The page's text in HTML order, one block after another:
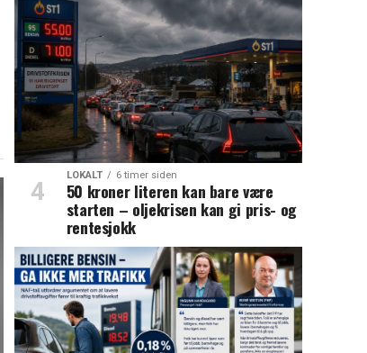
LOKALT 6 timer siden
50 kroner literen kan bare være
starten – oljekrisen kan gi pris- og
rentesjokk